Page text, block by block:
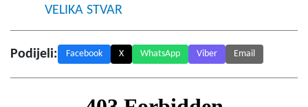
VELIKA STVAR
Podijeli: Facebook X WhatsApp Viber Email